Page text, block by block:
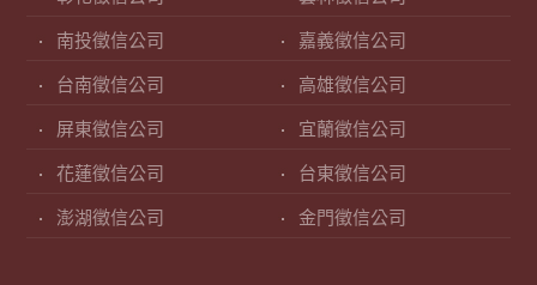
南投徵信公司 嘉義徵信公司
台南徵信公司 高雄徵信公司
屏東徵信公司 宜蘭徵信公司
花蓮徵信公司 台東徵信公司
澎湖徵信公司 金門徵信公司